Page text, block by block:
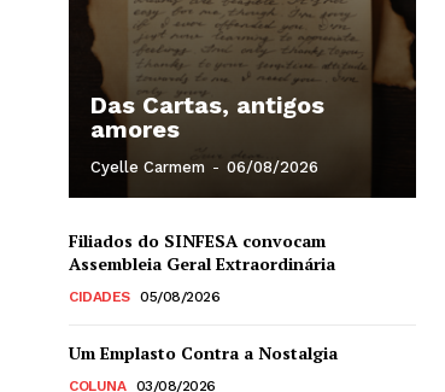
Das Cartas, antigos
amores
Cyelle Carmem - 06/08/2026
Filiados do SINFESA convocam
Assembleia Geral Extraordinária
CIDADES 05/08/2026
Um Emplasto Contra a Nostalgia
COLUNA 03/08/2026